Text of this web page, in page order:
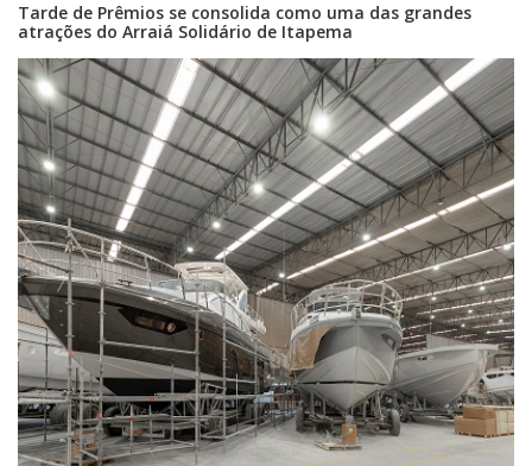
06/08/2026 | 07:00
Porto Belo abre inscrições para entidades da sociedade civil participarem
da composição do Conselho Municipal da Habitação
Tarde de Prêmios se consolida como uma das grandes
atrações do Arraiá Solidário de Itapema